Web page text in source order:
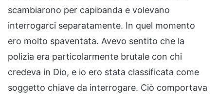
scambiarono per capibanda e volevano
interrogarci separatamente. In quel momento
ero molto spaventata. Avevo sentito che la
polizia era particolarmente brutale con chi
credeva in Dio, e io ero stata classificata come
soggetto chiave da interrogare. Ciò comportava